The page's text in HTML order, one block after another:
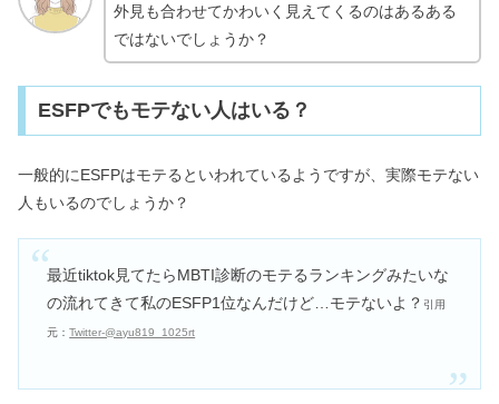
外見も合わせてかわいく見えてくるのはあるある
ではないでしょうか？
ESFPでもモテない人はいる？
一般的にESFPはモテるといわれているようですが、実際モテない
人もいるのでしょうか？
最近tiktok見てたらMBTI診断のモテるランキングみたいな
の流れてきて私のESFP1位なんだけど…モテないよ？ 引用
元：Twitter‐@ayu819_1025rt